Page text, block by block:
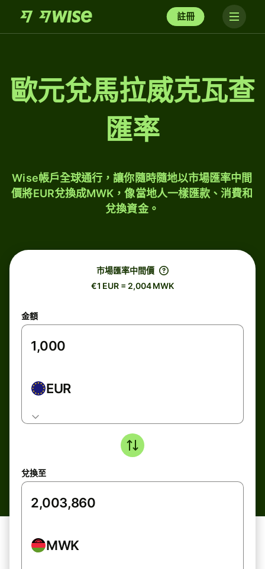
註冊
歐元兌馬拉威克瓦查
匯率
Wise帳戶全球通行，讓你隨時隨地以市場匯率中間
價將EUR兌換成MWK，像當地人一樣匯款、消費和
兌換資金。
市場匯率中間價
€1 EUR = 2,004 MWK
金額
EUR
兌換至
MWK